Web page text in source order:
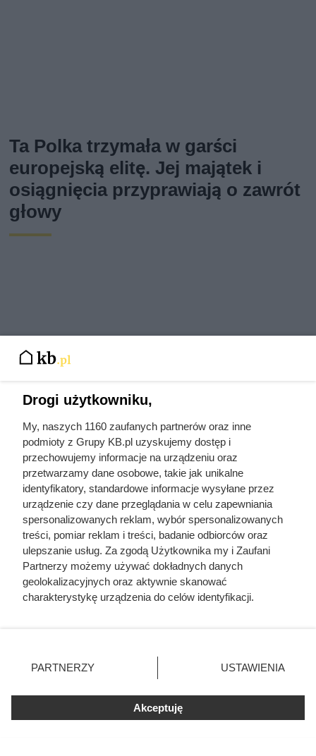
Ta Polka trzymała w garści
europejską elitę. Jej majątek i
Kat w spódnicy. Najokrutniejsza
żyje Polska!”
Drogi użytkowniku,
My, naszych 1160 zaufanych partnerów oraz inne
podmioty z Grupy KB.pl uzyskujemy dostęp i
przechowujemy informacje na urządzeniu oraz
przetwarzamy dane osobowe, takie jak unikalne
identyfikatory, standardowe informacje wysyłane przez
urządzenie czy dane przeglądania w celu zapewniania
spersonalizowanych reklam, wybór spersonalizowanych
treści, pomiar reklam i treści, badanie odbiorców oraz
ulepszanie usług. Za zgodą Użytkownika my i Zaufani
Partnerzy możemy używać dokładnych danych
geolokalizacyjnych oraz aktywnie skanować
charakterystykę urządzenia do celów identyfikacji.
zmienić/wycofać klikając przycisk ustawień prywatności
znajdujący się w lewym dolnym rogu strony. Niektóre
użytkownika, ale masz prawo sprzeciwić się takiemu
przetwarzaniu. Preferencje będą miały zastosowania tylko
PARTNERZY USTAWIENIA
Akceptuję